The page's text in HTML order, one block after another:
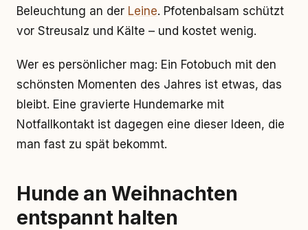
Beleuchtung an der Leine. Pfotenbalsam schützt
vor Streusalz und Kälte – und kostet wenig.
Wer es persönlicher mag: Ein Fotobuch mit den
schönsten Momenten des Jahres ist etwas, das
bleibt. Eine gravierte Hundemarke mit
Notfallkontakt ist dagegen eine dieser Ideen, die
man fast zu spät bekommt.
Hunde an Weihnachten
entspannt halten